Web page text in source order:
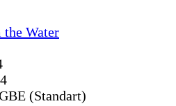
the Water
(Standart)